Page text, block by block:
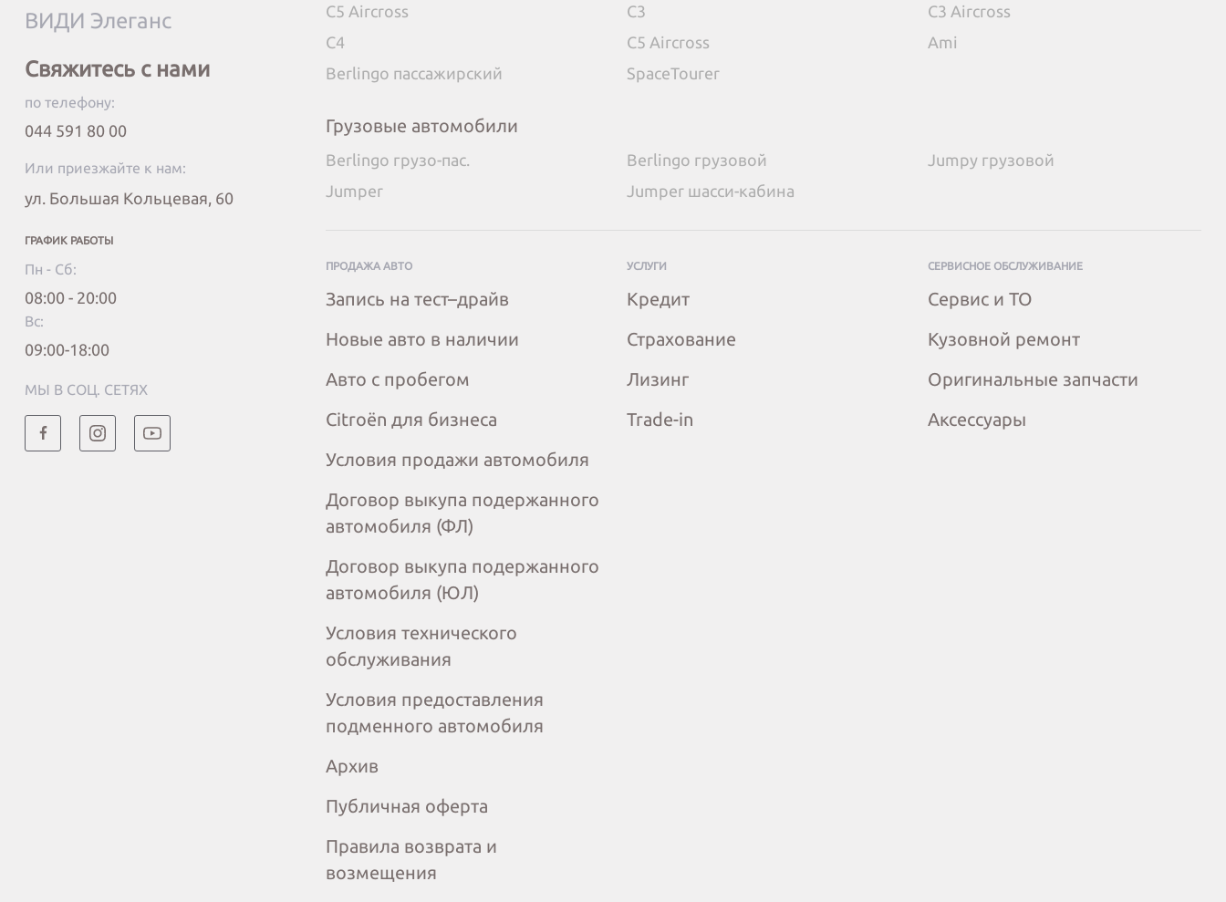
ВИДИ Элеганс
Свяжитесь с нами
по телефону:
044 591 80 00
Или приезжайте к нам:
ул. Большая Кольцевая, 60
ГРАФИК РАБОТЫ
Пн - Сб:
08:00 - 20:00
Вc:
09:00-18:00
МЫ В СОЦ. СЕТЯХ
C5 Aircross C3
C3 Aircross
C4
C5 Aircross
Ami
Berlingo пассажирский
SpaceTourer
Грузовые автомобили
Berlingo грузо-пас. Berlingo грузовой
Jumpy грузовой
Jumper
Jumper шасси-кабина
ПРОДАЖА АВТО
Запись на тест–драйв
Новые авто в наличии
Авто с пробегом
Citroёn для бизнеса
Условия продажи автомобиля
Договор выкупа подержанного
автомобиля (ФЛ)
Договор выкупа подержанного
автомобиля (ЮЛ)
Условия технического
обслуживания
Условия предоставления
подменного автомобиля
Архив
Публичная оферта
Правила возврата и
возмещения
УСЛУГИ
Кредит
Страхование
Лизинг
Trade-in
СЕРВИСНОЕ ОБСЛУЖИВАНИЕ
Сервис и ТО
Кузовной ремонт
Оригинальные запчасти
Аксессуары